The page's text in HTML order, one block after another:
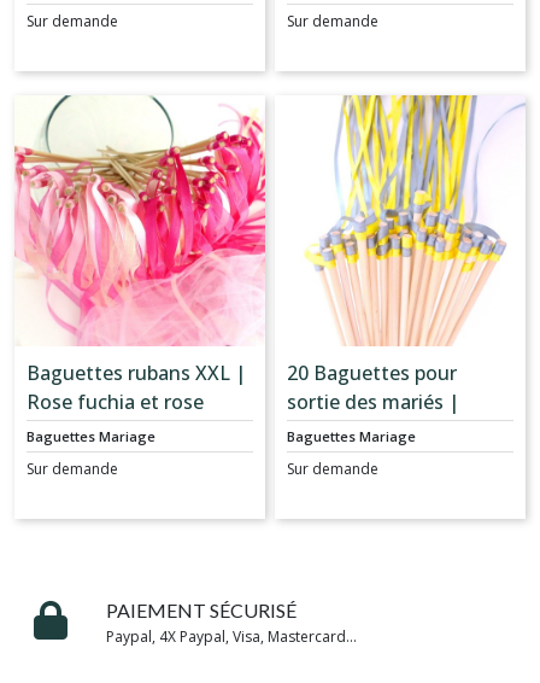
Sur demande Sur demande
Baguettes rubans XXL |
Rose fuchia et rose
pastel
Baguettes Mariage
Sur demande
20 Baguettes pour
sortie des mariés |
Jaune et gris
Baguettes Mariage
Sur demande
PAIEMENT SÉCURISÉ
Paypal, 4X Paypal, Visa, Mastercard...